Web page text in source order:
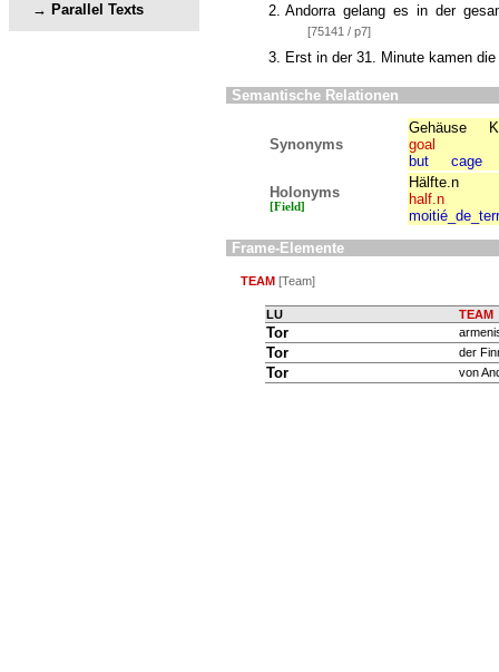
Parallel Texts
Andorra gelang es in der
[75141 / p7]
Erst in der 31. Minute kamen
Semantische Relationen
Synonyms
Gehäuse
goal
but
cage
Holonyms
[Field]
Hälfte.n
half.n
Frame-Elemente
TEAM [Team]
LU TEAM
Tor
Tor der
Tor von